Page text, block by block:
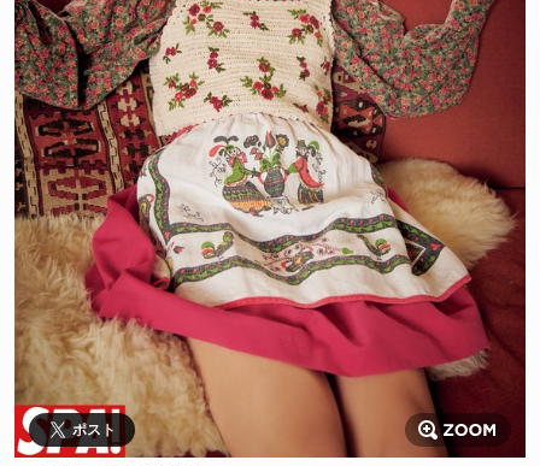
ポスト